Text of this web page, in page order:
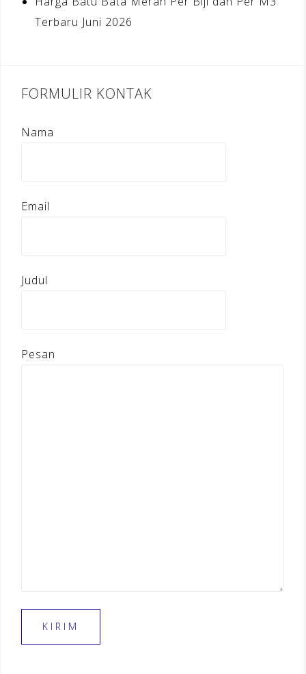
Terbaru Juni 2026
FORMULIR KONTAK
Nama
Email
Judul
Pesan